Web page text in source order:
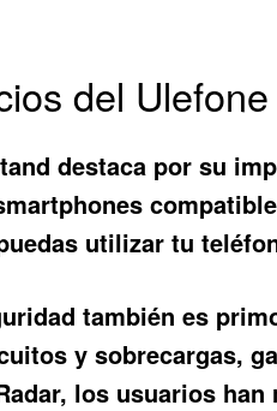
del
destaca por su
utilizar tu
también es
y sobrecargas,
los usuarios